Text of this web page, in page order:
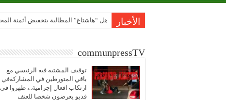
الأخبار هل “هاشتاغ” المطالبة بتخفيض أثمنة
communpressTV
توقيف المشتبه فيه الرئيسي مع
باقي المتورطين في المشاركةفي
ارتكاب افعال إجرامية..، ظهروا في
فديو يعرضون شخصا للعنف